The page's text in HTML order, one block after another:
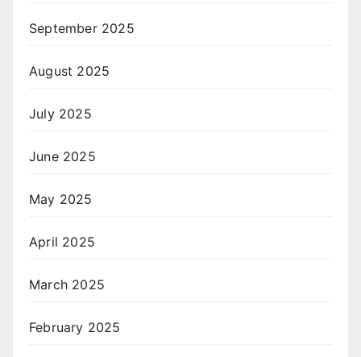
September 2025
August 2025
July 2025
June 2025
May 2025
April 2025
March 2025
February 2025